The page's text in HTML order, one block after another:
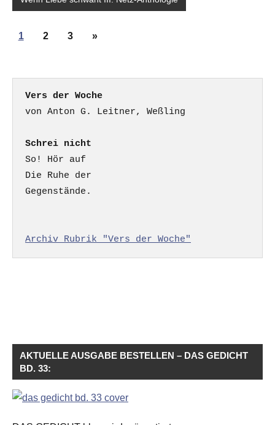
Seitennummerierung
1 2 3
Nächste
»
Vers der Woche
Schrei nicht
So! Hör auf
Die Ruhe der
Gegenstände.
Archiv Rubrik "Vers der Woche"
AKTUELLE AUSGABE BESTELLEN – DAS GEDICHT
BD. 33: